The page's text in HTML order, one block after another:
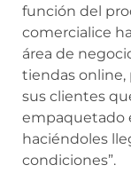
función del
comercialice
área de
tiendas online,
sus clientes
empaquetado
haciéndoles
condiciones”.